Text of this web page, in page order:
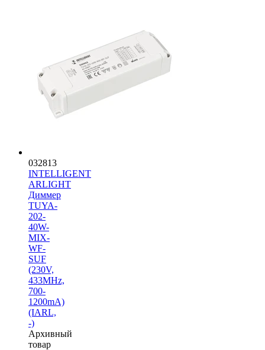
032813
INTELLIGENT
ARLIGHT
Диммер
TUYA-
202-
40W-
MIX-
WF-
SUF
(230V,
433MHz,
700-
1200mA)
(IARL,
-)
Архивный
товар